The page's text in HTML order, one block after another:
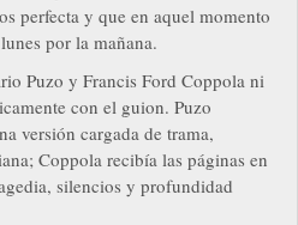
perfecta y que en aquel momento
por la mañana.
Puzo y Francis Ford Coppola ni
con el guion. Puzo
versión cargada de trama,
Coppola recibía las páginas en
silencios y profundidad